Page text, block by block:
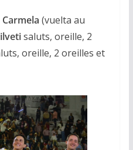
Carmela (vuelta au
saluts, oreille, 2
oreille, 2 oreilles et